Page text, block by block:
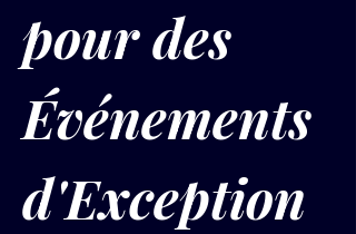
pour des
Événements
d'Exception